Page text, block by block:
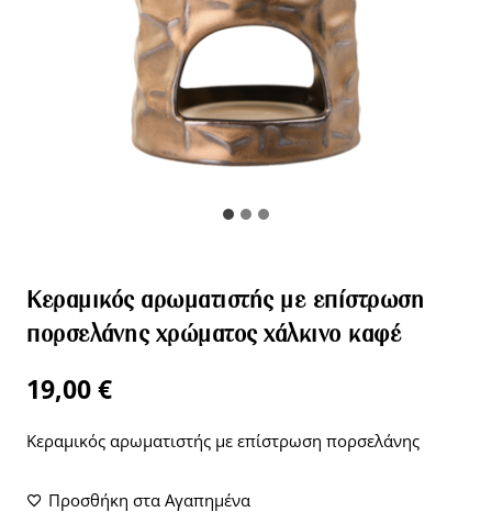
Κεραμικός αρωματιστής με επίστρωση
πορσελάνης χρώματος χάλκινο καφέ
19,00€
Κεραμικός αρωματιστής με επίστρωση πορσελάνης
Προσθήκη στα Αγαπημένα